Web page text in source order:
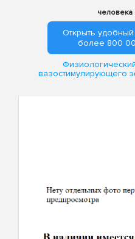
человека
Открыть удобный
более 800
вазостимулирующего